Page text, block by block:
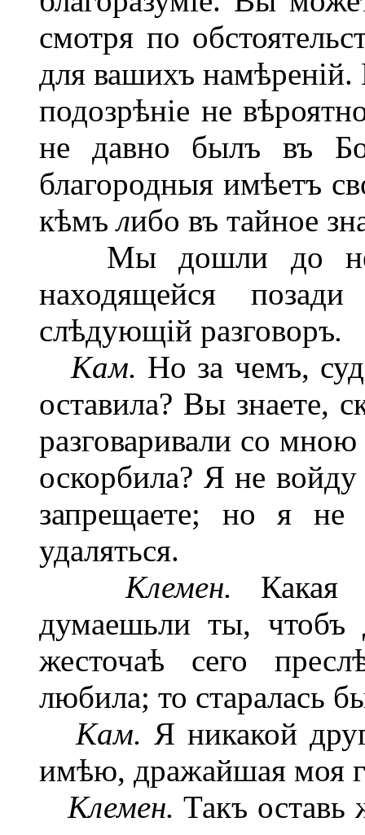
смотря по
для вашихъ намѣреній.
подозрѣніе не
не давно былъ въ
благородныя имѣетъ
кѣмълибо въ тайное
Мы дошли до
находящейся
слѣдующій разговоръ.
Кам. Но за чемъ,
оставила? Вы знаете,
разговаривали со
оскорбила? Я не
запрещаете; но я
удаляться.
Клемен. Какая
думаешьли ты, чтобъ
жесточаѣ сего
любила; то старалась
Кам. Я никакой
имѣю, дражайшая моя
Клемен.Такъ